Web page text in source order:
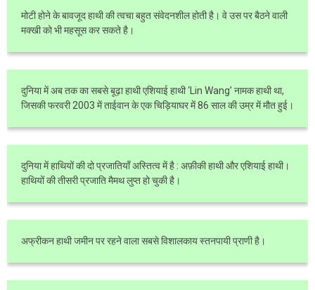
मोटी होने के बावजूद हाथी की त्वचा बहुत संवेदनशील होती है। वे उस पर बैठने वाली
मक्खी को भी महसूस कर सकते है।
दुनिया में अब तक का सबसे बूढ़ा हाथी एशियाई हाथी ‘Lin Wang’ नामक हाथी था,
जिसकी फरवरी 2003 में ताईवान के एक चिड़ियाघर में 86 साल की उम्र में मौत हुई।
दुनिया में हाथियों की दो प्रजातियाँ अस्तित्व में है : अफ़ीकी हाथी और एशियाई हाथी।
हाथियों की तीसरी प्रजाति मैमथ लुप्त हो चुकी है।
अफ्रीकन हाथी जमीन पर रहने वाला सबसे विशालकाय स्तनपायी प्राणी है।